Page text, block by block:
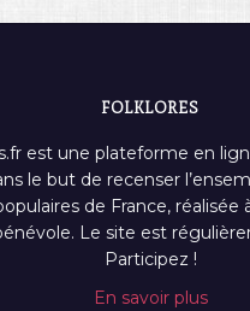
FOLKLORES
est une plateforme en
le but de recenser
de France, réalisée
Le site est
Participez !
En savoir plus